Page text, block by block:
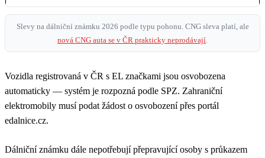
Slevy na dálniční známku 2026 podle typu pohonu. CNG sleva platí, ale
nová CNG auta se v ČR prakticky neprodávají
Vozidla registrovaná v ČR s EL značkami jsou osvobozena
automaticky — systém je rozpozná podle SPZ. Zahraniční
elektromobily musí podat žádost o osvobození přes portál
edalnice.cz.
Dálniční známku dále nepotřebují přepravující osoby s průkazem